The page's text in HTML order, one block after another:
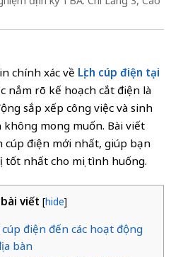
chính xác về Lịch cúp điện tại
nắm rõ kế hoạch cắt điện là
sắp xếp công việc và sinh
mong muốn. Bài viết
cúp điện mới nhất, giúp bạn
nhất cho mọi tình huống.
viết [hide]
điện đến các hoạt động
bàn